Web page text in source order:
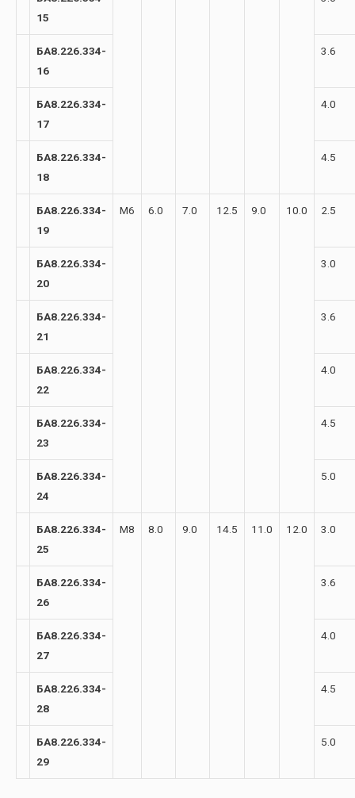
15
БА8.226.334-
16
3.6
БА8.226.334-
17
4.0
БА8.226.334-
18
4.5
БА8.226.334-
19
М6 6.0 7.0 12.5 9.0 10.0 2.5
БА8.226.334-
20
3.0
БА8.226.334-
21
3.6
БА8.226.334-
22
4.0
БА8.226.334-
23
4.5
БА8.226.334-
24
5.0
БА8.226.334-
25
М8 8.0 9.0 14.5 11.0 12.0 3.0
БА8.226.334-
26
3.6
БА8.226.334-
27
4.0
БА8.226.334-
28
4.5
БА8.226.334-
29
5.0